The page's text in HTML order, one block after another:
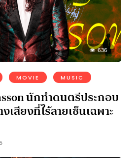
636
MOVIE MUSIC
นักทำดนตรีประกอบ
สียงที่ไร้ลายเซ็นเฉพาะ